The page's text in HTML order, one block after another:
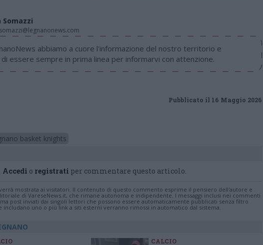
Somazzi
abbiamo a cuore l'informazione del nostro territorio e
di essere sempre in prima linea per informarvi con attenzione.
Pubblicato il 16 Maggio 2026
basket knights
Accedi o registrati per commentare questo articolo.
mostrata ai visitatori. Il contenuto di questo commento esprime il pensiero dell'autore e
di VareseNews.it, che rimane autonoma e indipendente. I messaggi inclusi nei commenti
post inviati dai singoli lettori che possono essere automaticamente pubblicati senza filtro
uno o più link a siti esterni verranno rimossi in automatico dal sistema.
CALCIO